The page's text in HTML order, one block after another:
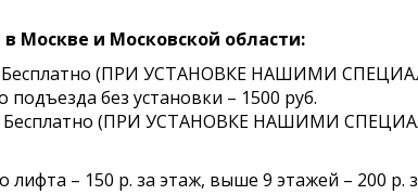
Москве и Московской области:
Бесплатно (ПРИ УСТАНОВКЕ НАШИМИ
без установки – 1500 руб.
Бесплатно (ПРИ УСТАНОВКЕ НАШИМИ
лифта – 150 р. за этаж, выше 9 этажей – 200 р.